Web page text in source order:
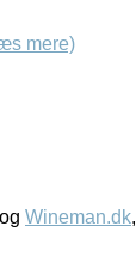
mere)
og Wineman.dk,